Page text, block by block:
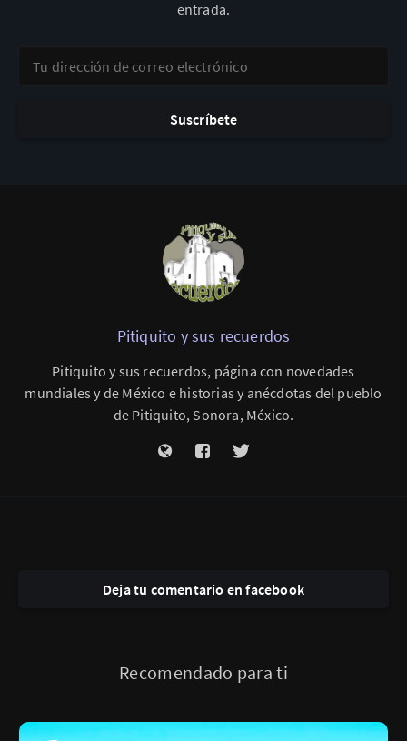
entrada.
Suscríbete
Pitiquito y sus recuerdos
Pitiquito y sus recuerdos, página con novedades
mundiales y de México e historias y anécdotas del pueblo
de Pitiquito, Sonora, México.
Deja tu comentario en facebook
Recomendado para ti